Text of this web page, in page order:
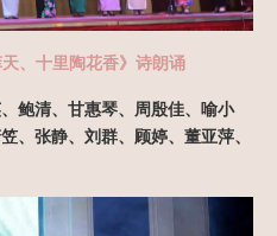
、十里陶花香》诗朗诵
鲍清、甘惠琴、
周殷佳、喻小
、张静、刘群、顾婷、董亚萍、